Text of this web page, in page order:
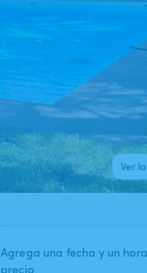
Ver
Agrega una fecha y un
precio